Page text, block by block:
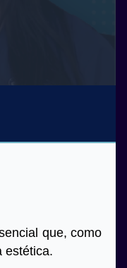
que, como
estética.